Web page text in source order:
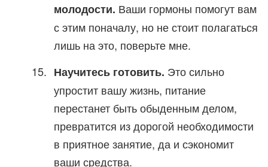
молодости. Ваши гормоны помогут вам
с этим поначалу, но не стоит полагаться
лишь на это, поверьте мне.
Научитесь готовить. Это сильно
упростит вашу жизнь, питание
перестанет быть обыденным делом,
превратится из дорогой необходимости
в приятное занятие, да и сэкономит
ваши средства.